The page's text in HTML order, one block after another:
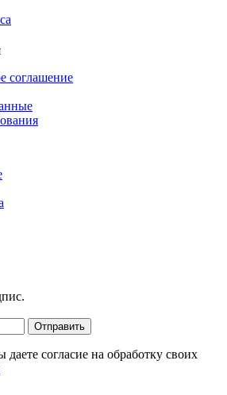
соглашение
Отправить
согласие на обработку своих